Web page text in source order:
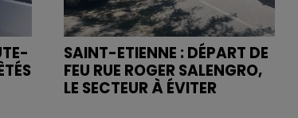
SAINT-ETIENNE : DÉPART DE
FEU RUE ROGER SALENGRO,
LE SECTEUR À ÉVITER